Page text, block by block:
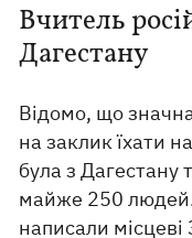
Вчитель
Дагестану
Відомо, що
на заклик їхати
була з Дагестану
майже 250 людей.
написали